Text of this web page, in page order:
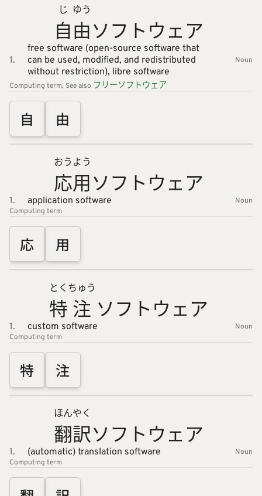
自
じ
由
ゆう
ソフトウェア
1.
free software (open-source software that
can be used, modified, and redistributed
without restriction), libre software
Noun
Computing term See also フリーソフトウェア
自 由
応
おう
用
よう
ソフトウェア
1. application software
Noun
Computing term
応 用
特
とく
注
ちゅう
ソフトウェア
1. custom software
Noun
Computing term
特 注
翻
ほん
訳
やく
ソフトウェア
1. (automatic) translation software
Noun
Computing term